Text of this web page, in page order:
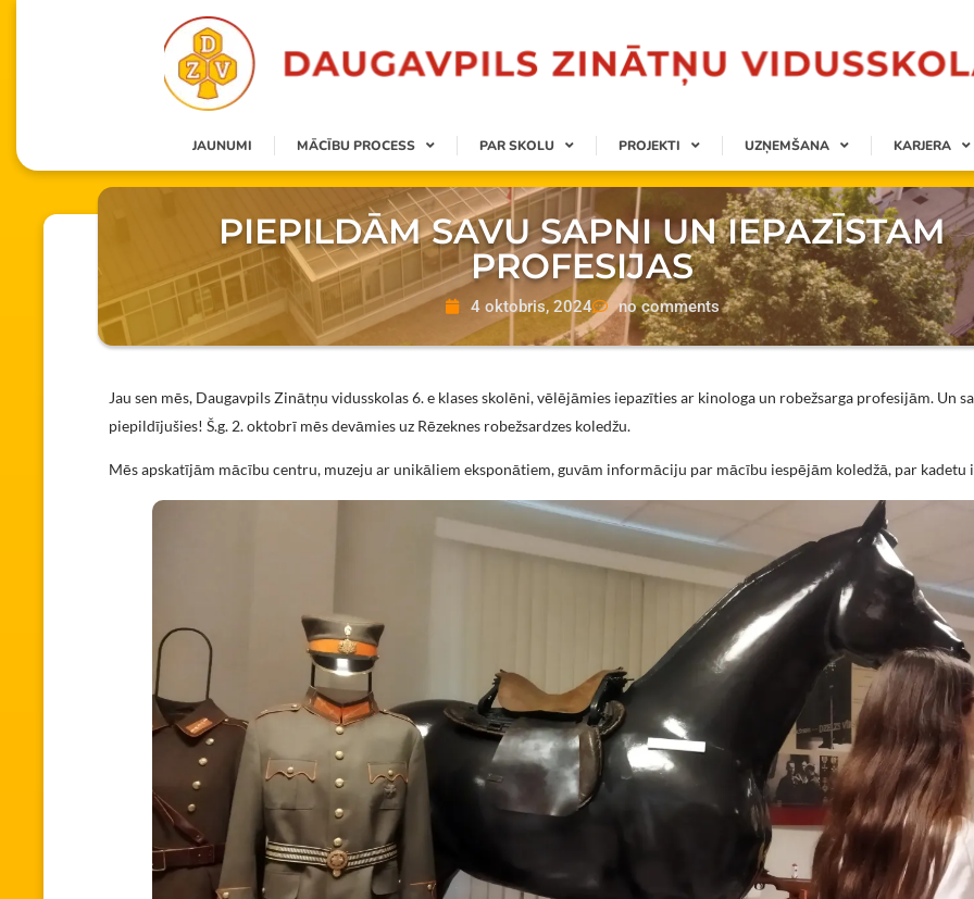
JAUNUMI MĀCĪBU PROCESS PAR SKOLU PROJEKTI UZŅEMŠANA KARJERA
PIEPILDĀM SAVU SAPNI UN IEPAZĪSTAM
PROFESIJAS
4 oktobris, 2024 no comments
Jau sen mēs, Daugavpils Zinātņu vidusskolas 6. e klases skolēni, vēlējāmies iepazīties ar kinologa un robežsarga profesijām. Un
piepildījušies! Š.g. 2. oktobrī mēs devāmies uz Rēzeknes robežsardzes koledžu.
Mēs apskatījām mācību centru, muzeju ar unikāliem eksponātiem, guvām informāciju par mācību iespējām koledžā, par kadetu